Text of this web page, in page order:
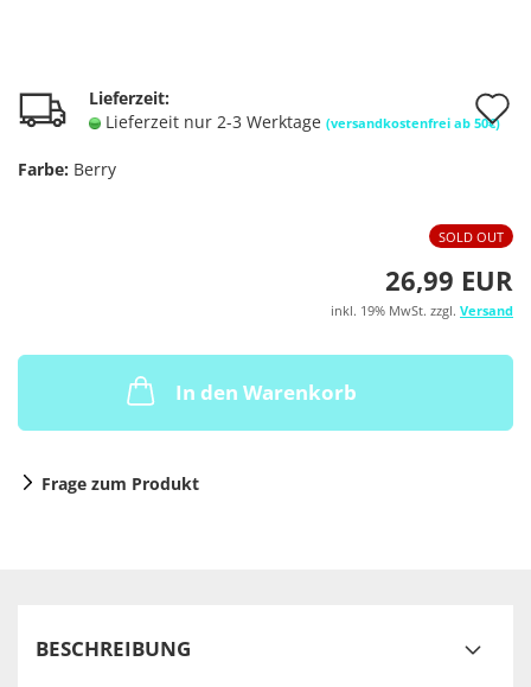
Lieferzeit:
Lieferzeit nur 2-3 Werktage (versandkostenfrei ab 50€)
Farbe: Berry
SOLD OUT
26,99 EUR
inkl. 19% MwSt. zzgl. Versand
In den Warenkorb
Frage zum Produkt
BESCHREIBUNG